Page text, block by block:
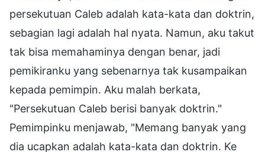
persekutuan Caleb adalah kata-kata dan doktrin,
sebagian lagi adalah hal nyata. Namun, aku takut
tak bisa memahaminya dengan benar, jadi
pemikiranku yang sebenarnya tak kusampaikan
kepada pemimpin. Aku malah berkata,
"Persekutuan Caleb berisi banyak doktrin."
Pemimpinku menjawab, "Memang banyak yang
dia ucapkan adalah kata-kata dan doktrin. Ke